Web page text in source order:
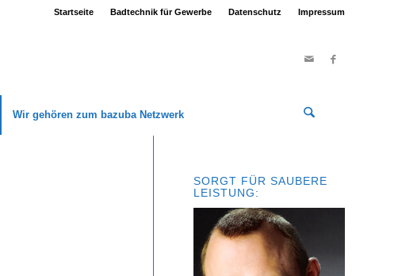
Startseite Badtechnik für Gewerbe Datenschutz Impressum
Wir gehören zum bazuba Netzwerk
SORGT FÜR SAUBERE
LEISTUNG: